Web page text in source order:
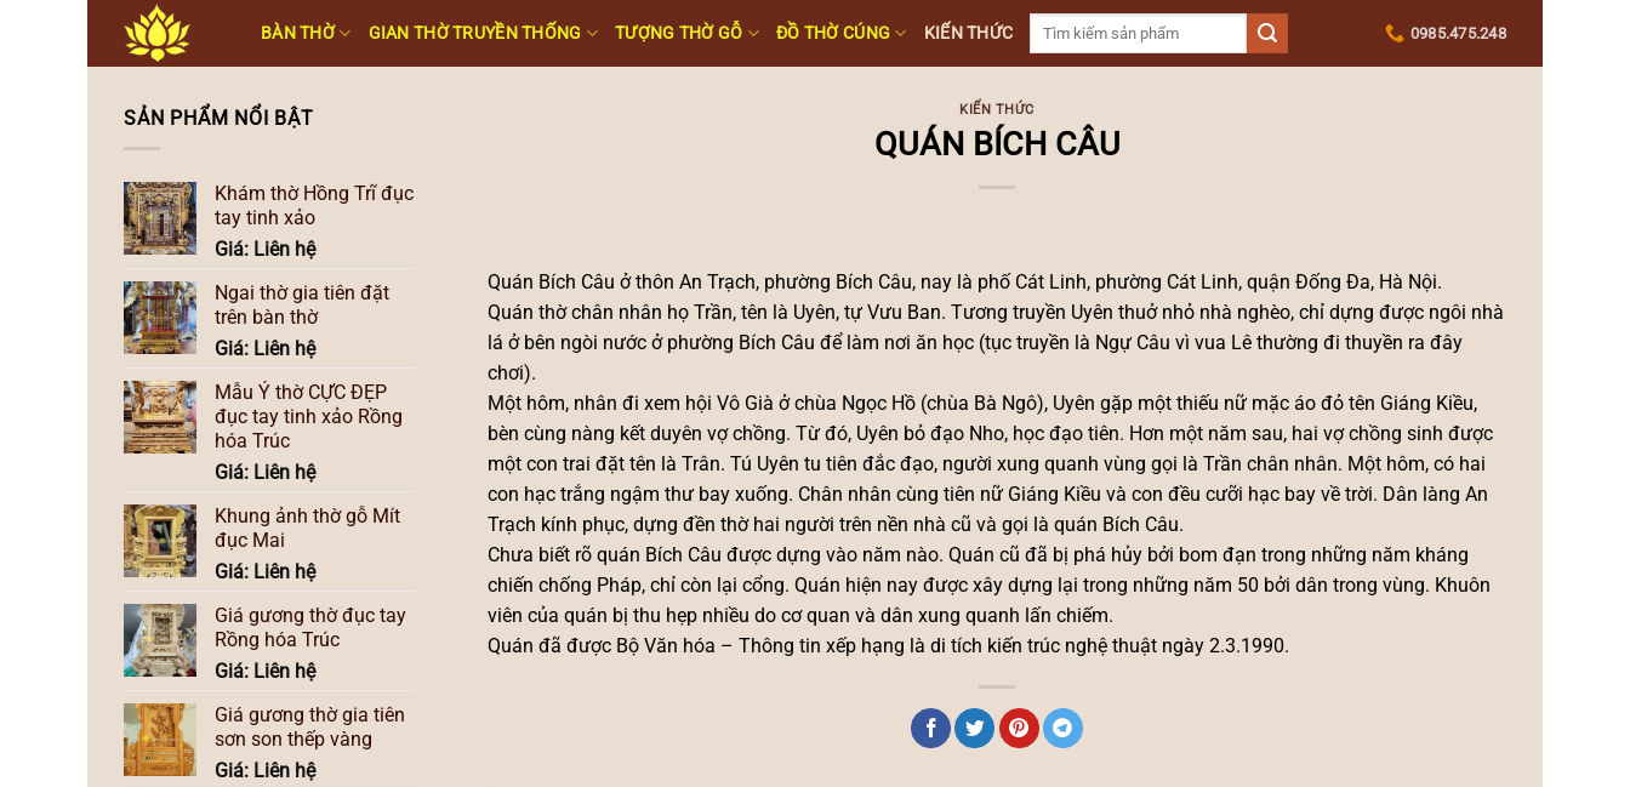
content
BÀN THỜ GIAN THỜ TRUYỀN THỐNG TƯỢNG THỜ GỖ ĐỒ THỜ CÚNG KIẾN THỨC
Tìm
0985.475.248
SẢN PHẨM NỔI BẬT
Khám thờ Hồng Trĩ đục
tay tinh xảo
Giá: Liên hệ
Ngai thờ gia tiên đặt
trên bàn thờ
Giá: Liên hệ
Mẫu Ỷ thờ CỰC ĐẸP
đục tay tinh xảo Rồng
hóa Trúc
Giá: Liên hệ
Khung ảnh thờ gỗ Mít
đục Mai
Giá: Liên hệ
Giá gương thờ đục tay
Rồng hóa Trúc
Giá: Liên hệ
Giá gương thờ gia tiên
sơn son thếp vàng
Giá: Liên hệ
KIẾN THỨC
QUÁN BÍCH CÂU
Quán Bích Câu ở thôn An Trạch, phường Bích Câu, nay là phố Cát Linh, phường Cát Linh, quận Đống Đa, Hà Nội.
Quán thờ chân nhân họ Trần, tên là Uyên, tự Vưu Ban. Tương truyền Uyên thuở nhỏ nhà nghèo, chỉ dựng được ngôi nhà
lá ở bên ngòi nước ở phường Bích Câu để làm nơi ăn học (tục truyền là Ngự Câu vì vua Lê thường đi thuyền ra đây
chơi).
Một hôm, nhân đi xem hội Vô Già ở chùa Ngọc Hồ (chùa Bà Ngô), Uyên gặp một thiếu nữ mặc áo đỏ tên Giáng Kiều,
bèn cùng nàng kết duyên vợ chồng. Từ đó, Uyên bỏ đạo Nho, học đạo tiên. Hơn một năm sau, hai vợ chồng sinh được
một con trai đặt tên là Trân. Tú Uyên tu tiên đắc đạo, người xung quanh vùng gọi là Trần chân nhân. Một hôm, có hai
con hạc trắng ngậm thư bay xuống. Chân nhân cùng tiên nữ Giáng Kiều và con đều cưỡi hạc bay về trời. Dân làng An
Trạch kính phục, dựng đền thờ hai người trên nền nhà cũ và gọi là quán Bích Câu.
Chưa biết rõ quán Bích Câu được dựng vào năm nào. Quán cũ đã bị phá hủy bởi bom đạn trong những năm kháng
chiến chống Pháp, chỉ còn lại cổng. Quán hiện nay được xây dựng lại trong những năm 50 bởi dân trong vùng. Khuôn
viên của quán bị thu hẹp nhiều do cơ quan và dân xung quanh lấn chiếm.
Quán đã được Bộ Văn hóa – Thông tin xếp hạng là di tích kiến trúc nghệ thuật ngày 2.3.1990.